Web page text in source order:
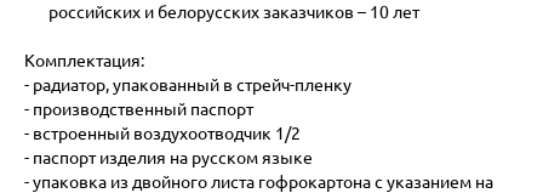
российских и белорусских заказчиков – 10 лет
Комплектация:
- радиатор, упакованный в стрейч-пленку
- производственный паспорт
- встроенный воздухоотводчик 1/2
- паспорт изделия на русском языке
- упаковка из двойного листа гофрокартона с указанием на